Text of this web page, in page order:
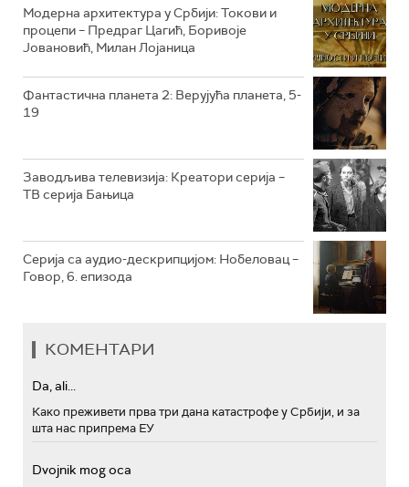
РТС КОЛО
Модерна архитектура у Србији: Токови и
процепи – Предраг Цагић, Боривоје
Јовановић, Милан Лојаница
Фантастична планета 2: Верујућа планета, 5-
19
Заводљива телевизија: Креатори серија –
ТВ серија Бањица
Серија са аудио-дескрипцијом: Нобеловац –
Говор, 6. епизода
КОМЕНТАРИ
Da, ali...
Како преживети прва три дана катастрофе у Србији, и за
шта нас припрема ЕУ
Dvojnik mog oca